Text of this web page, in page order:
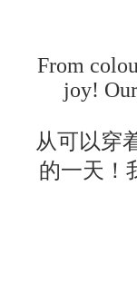
From
joy!
从可以穿
的一天！